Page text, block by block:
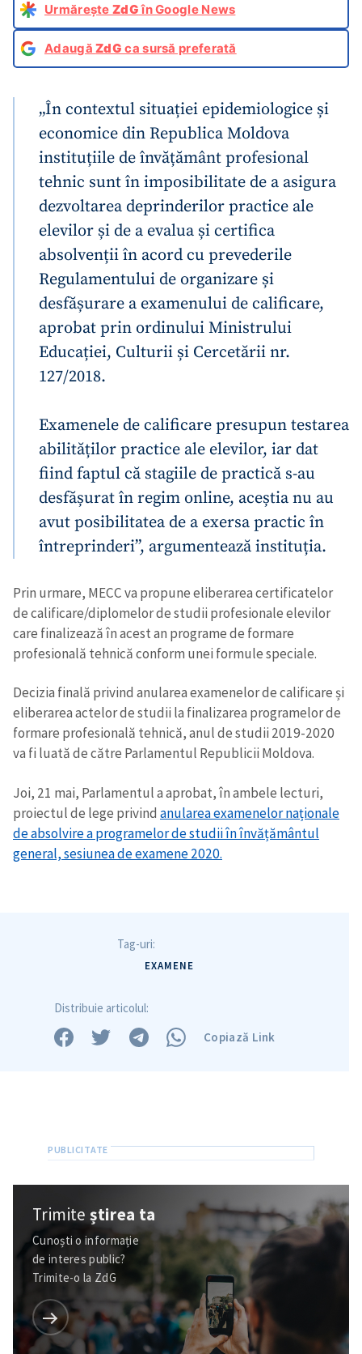
Trimite o informație
Despre ZdG
in English
на русском
Urmărește ZdGîn Google News
AdaugăZdG ca sursă preferată
„În contextul situației epidemiologice și
economice din Republica Moldova
instituțiile de învățământ profesional
tehnic sunt în imposibilitate de a asigura
dezvoltarea deprinderilor practice ale
elevilor și de a evalua și certifica
absolvenții în acord cu prevederile
Regulamentului de organizare și
desfășurare a examenului de calificare,
aprobat prin ordinului Ministrului
Educației, Culturii și Cercetării nr.
127/2018.
Examenele de calificare presupun testarea
abilităților practice ale elevilor, iar dat
fiind faptul că stagiile de practică s-au
desfășurat în regim online, aceștia nu au
avut posibilitatea de a exersa practic în
întreprinderi”, argumentează instituția.
Prin urmare, MECC va propune eliberarea certificatelor
de calificare/diplomelor de studii profesionale elevilor
care finalizează în acest an programe de formare
profesională tehnică conform unei formule speciale.
Decizia finală privind anularea examenelor de calificare și
eliberarea actelor de studii la finalizarea programelor de
formare profesională tehnică, anul de studii 2019-2020
va fi luată de către Parlamentul Republicii Moldova.
Joi, 21 mai, Parlamentul a aprobat, în ambele lecturi,
proiectul de lege privind anularea examenelor naționale
de absolvire a programelor de studii în învățământul
general, sesiunea de examene 2020.
Tag-uri:
EXAMENE
Distribuie articolul:
Copiază Link
Trimiteștirea ta
Cunoști o informație
de interes public?
Trimite-o la ZdG